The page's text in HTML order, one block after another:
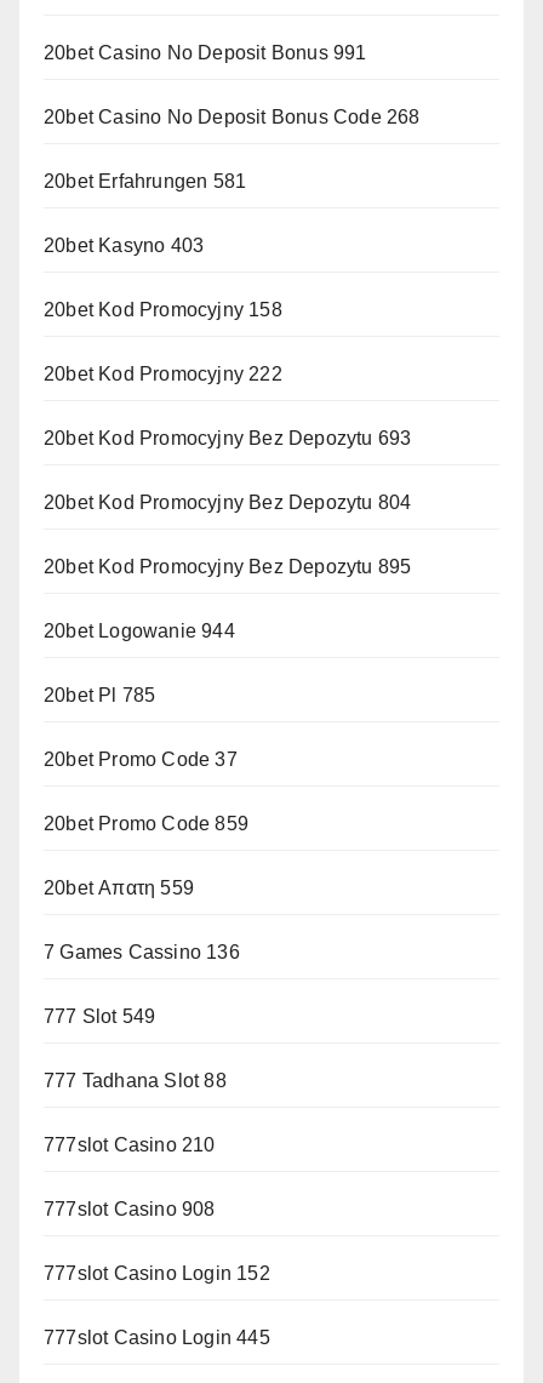
20bet Casino No Deposit Bonus 991
20bet Casino No Deposit Bonus Code 268
20bet Erfahrungen 581
20bet Kasyno 403
20bet Kod Promocyjny 158
20bet Kod Promocyjny 222
20bet Kod Promocyjny Bez Depozytu 693
20bet Kod Promocyjny Bez Depozytu 804
20bet Kod Promocyjny Bez Depozytu 895
20bet Logowanie 944
20bet Pl 785
20bet Promo Code 37
20bet Promo Code 859
20bet Απατη 559
7 Games Cassino 136
777 Slot 549
777 Tadhana Slot 88
777slot Casino 210
777slot Casino 908
777slot Casino Login 152
777slot Casino Login 445